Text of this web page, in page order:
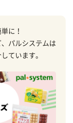
に！
パルシステムは
ています。